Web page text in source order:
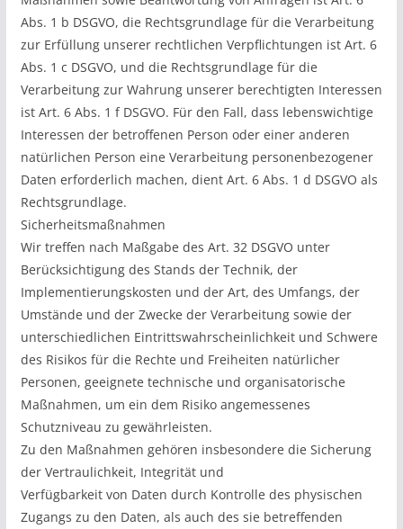
Abs. 1 b DSGVO, die Rechtsgrundlage für die Verarbeitung
zur Erfüllung unserer rechtlichen Verpflichtungen ist Art. 6
Abs. 1 c DSGVO, und die Rechtsgrundlage für die
Verarbeitung zur Wahrung unserer berechtigten Interessen
ist Art. 6 Abs. 1 f DSGVO. Für den Fall, dass lebenswichtige
Interessen der betroffenen Person oder einer anderen
natürlichen Person eine Verarbeitung personenbezogener
Daten erforderlich machen, dient Art. 6 Abs. 1 d DSGVO als
Rechtsgrundlage.
Sicherheitsmaßnahmen
Wir treffen nach Maßgabe des Art. 32 DSGVO unter
Berücksichtigung des Stands der Technik, der
Implementierungskosten und der Art, des Umfangs, der
Umstände und der Zwecke der Verarbeitung sowie der
unterschiedlichen Eintrittswahrscheinlichkeit und Schwere
des Risikos für die Rechte und Freiheiten natürlicher
Personen, geeignete technische und organisatorische
Maßnahmen, um ein dem Risiko angemessenes
Schutzniveau zu gewährleisten.
Zu den Maßnahmen gehören insbesondere die Sicherung
der Vertraulichkeit, Integrität und
Verfügbarkeit von Daten durch Kontrolle des physischen
Zugangs zu den Daten, als auch des sie betreffenden